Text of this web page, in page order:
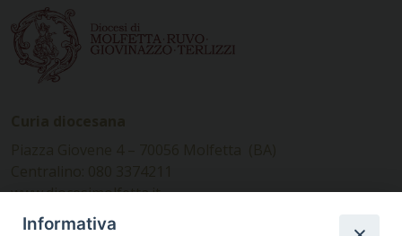
www.diocesimolfetta.it –
diocesimolfetta@pec.chiesacattolica.it
Informativa